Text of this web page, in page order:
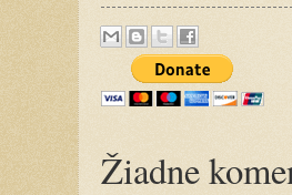
Žiadne